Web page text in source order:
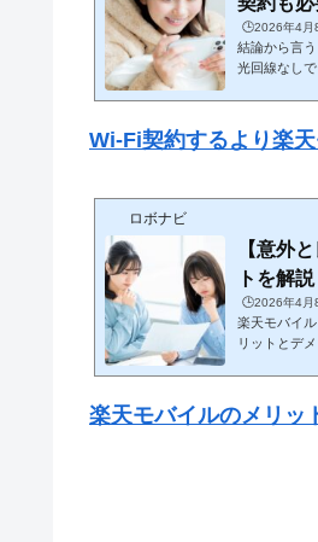
🕒️2026年4月
結論から言
光回線なし
テザリングで十分＆安い ヘビーユーザ
通信費の比較
Wi-Fi契約するより楽
ロボナビ
【意外
トを解
🕒️2026年4月
楽天モバイ
リットとデ
「安さを取
が圧倒的に安い
楽天モバイルのメリッ